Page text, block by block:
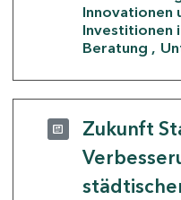
Innovationen
Investitionen
Beratung
Zukunft